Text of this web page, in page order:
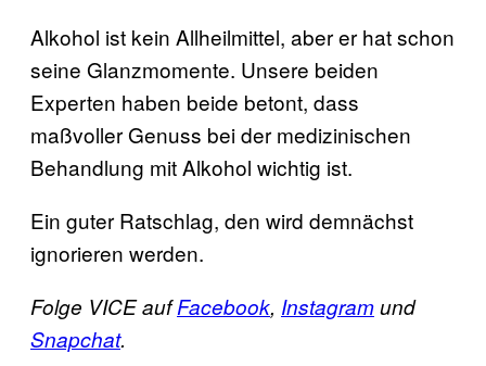
Alkohol ist kein Allheilmittel, aber er hat schon
seine Glanzmomente. Unsere beiden
Experten haben beide betont, dass
maßvoller Genuss bei der medizinischen
Behandlung mit Alkohol wichtig ist.
Ein guter Ratschlag, den wird demnächst
ignorieren werden.
Folge VICE aufFacebook, Instagramund
Snapchat.